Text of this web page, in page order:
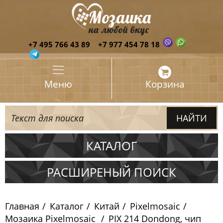
+7 495 766 43 89 +7 977 454 78 18
Меню Корзина
КАТАЛОГ
Испания
Китай
РАСШИРЕНЫЙ ПОИСК
Главная Каталог Китай
Pixelmosaic
Мозаика Pixelmosaic
PIX 214 Dondong, чип